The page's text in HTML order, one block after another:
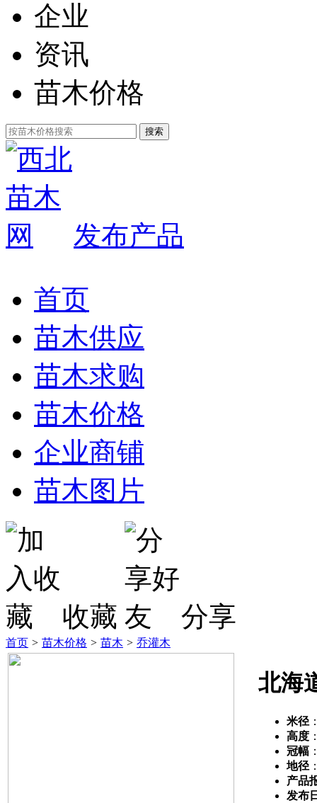
企业
资讯
苗木价格
发布产品
首页
苗木供应
苗木求购
苗木价格
企业商铺
苗木图片
收藏 分享
首页 > 苗木价格 > 苗木 > 乔灌木
北海
米径
高度
冠幅
地径
产品
发布